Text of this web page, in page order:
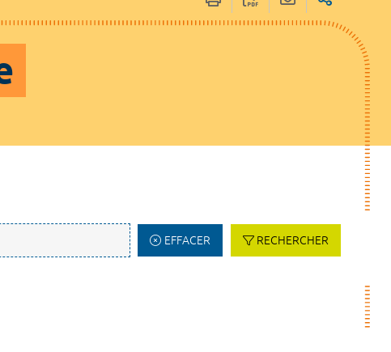
EFFACER RECHERCHER